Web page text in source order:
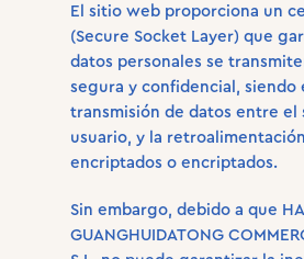
El sitio web proporciona un
(Secure Socket Layer) que
datos personales se
segura y confidencial, siendo
transmisión de datos entre el
usuario, y la
encriptados o encriptados.
Sin embargo, debido a que
GUANGHUIDATONG